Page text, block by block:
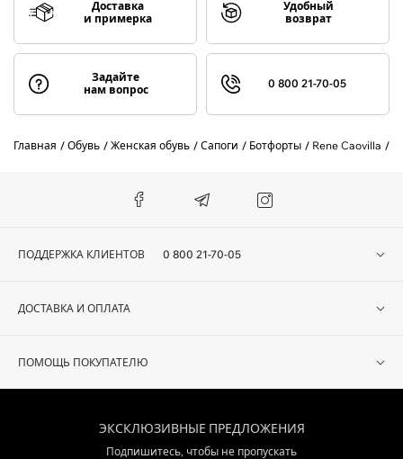
Доставка
и примерка
Удобный
возврат
Задайте
нам вопрос
0 800 21-70-05
Главная Обувь Женская обувь Сапоги Ботфорты Rene Caovilla
ПОДДЕРЖКА КЛИЕНТОВ 0 800 21-70-05
ДОСТАВКА И ОПЛАТА
ПОМОЩЬ ПОКУПАТЕЛЮ
ЭКСКЛЮЗИВНЫЕ ПРЕДЛОЖЕНИЯ
Подпишитесь, чтобы не пропускать